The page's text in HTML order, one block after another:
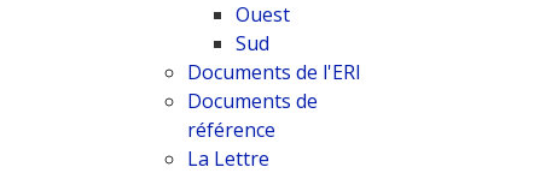
Ouest
Sud
Documents de l'ERI
Documents de
référence
La Lettre